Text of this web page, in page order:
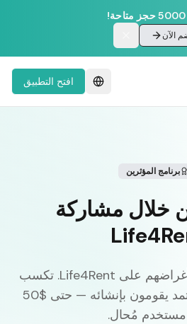
الآن
افتح التطبيق
برنامج المؤثرين
خلال مشاركة
ادعُ الأشخاص لإدراج أغراضهم على Life4Rent. تكسب
$5 عن كل إعلان معتمد يقومون بإنشائه — حتى $50
مُحال.